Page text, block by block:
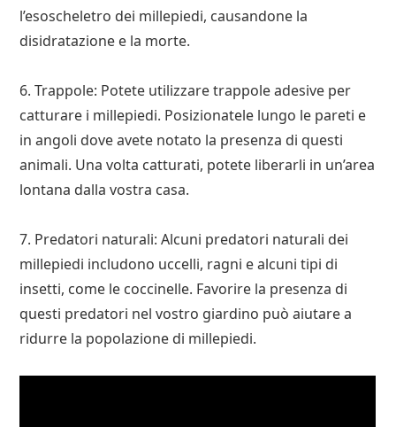
l’esoscheletro dei millepiedi, causandone la
disidratazione e la morte.
6. Trappole: Potete utilizzare trappole adesive per
catturare i millepiedi. Posizionatele lungo le pareti e
in angoli dove avete notato la presenza di questi
animali. Una volta catturati, potete liberarli in un’area
lontana dalla vostra casa.
7. Predatori naturali: Alcuni predatori naturali dei
millepiedi includono uccelli, ragni e alcuni tipi di
insetti, come le coccinelle. Favorire la presenza di
questi predatori nel vostro giardino può aiutare a
ridurre la popolazione di millepiedi.